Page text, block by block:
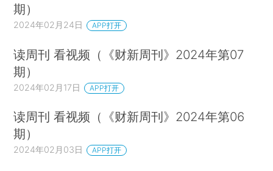
期）
2024年02月24日 APP打开
读周刊 看视频（《财新周刊》2024年第07
期）
2024年02月17日 APP打开
读周刊 看视频（《财新周刊》2024年第06
期）
2024年02月03日 APP打开